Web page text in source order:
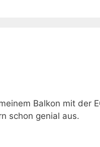
Balkon mit der
schon genial aus.